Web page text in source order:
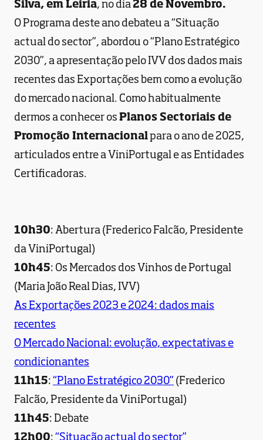
Silva, em Leiria, no dia28 de Novembro.
O Programa deste ano debateu a “Situação
actual do sector”, abordou o “Plano Estratégico
2030”, a apresentação pelo IVV dos dados mais
recentes das Exportações bem como a evolução
do mercado nacional. Como habitualmente
dermos a conhecer osPlanos Sectoriais de
Promoção Internacionalpara o ano de 2025,
articulados entre a ViniPortugal e as Entidades
Certificadoras.
10h30: Abertura (Frederico Falcão, Presidente
da ViniPortugal)
10h45: Os Mercados dos Vinhos de Portugal
(Maria João Real Dias, IVV)
As Exportações 2023 e 2024: dados mais
recentes
O Mercado Nacional: evolução, expectativas e
condicionantes
11h15:“Plano Estratégico 2030” (Frederico
Falcão, Presidente da ViniPortugal)
11h45: Debate
12h00:“Situação actual do sector”